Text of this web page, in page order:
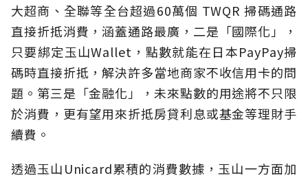
大超商、全聯等全台超過60萬個 TWQR 掃碼通路
直接折抵消費，涵蓋通路最廣，二是「國際化」，
只要綁定玉山Wallet，點數就能在日本PayPay掃
碼時直接折抵，解決許多當地商家不收信用卡的問
題。第三是「金融化」，未來點數的用途將不只限
於消費，更有望用來折抵房貸利息或基金等理財手
續費。
透過玉山Unicard累積的消費數據，玉山一方面加